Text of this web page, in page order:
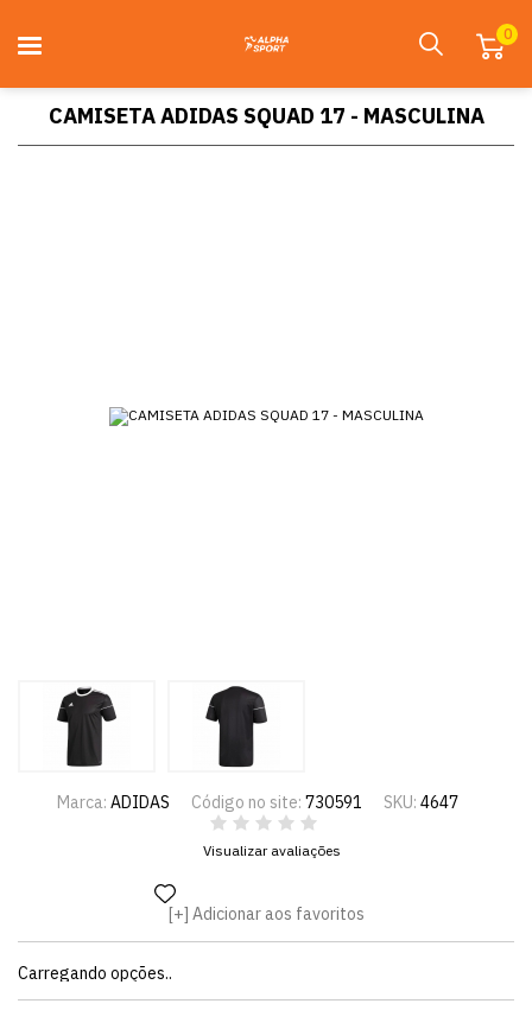
0
CAMISETA ADIDAS SQUAD 17 - MASCULINA
Marca: ADIDAS Código no site: 730591 SKU: 4647
Visualizar avaliações
Adicionar aos favoritos
Carregando opções..